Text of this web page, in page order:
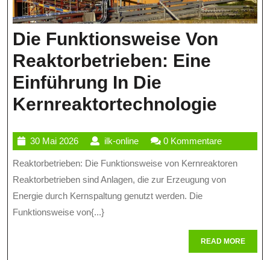
Die Funktionsweise Von
Reaktorbetrieben: Eine
Einführung In Die
Kernreaktortechnologie
Von
In
Die
30 Mai 202630
Mai
2026
ilk-onlineilk-
online
0 Kommentare
Reaktorbetrieben: Die Funktionsweise von Kernreaktoren
Reaktorbetrieben sind Anlagen, die zur Erzeugung von
Energie durch Kernspaltung genutzt werden. Die
Funktionsweise von{...}
READ MOREREAD
MORE